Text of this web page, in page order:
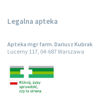
Legalna apteka
Apteka mgr farm. Dariusz Kubrak
Lucerny 117, 04-687 Warszawa